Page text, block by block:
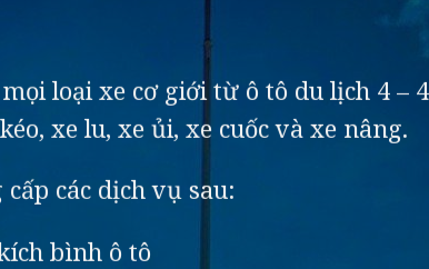
loại xe cơ giới từ ô tô du lịch 4 –
xe lu, xe ủi, xe cuốc và xe nâng.
các dịch vụ sau:
bình ô tô